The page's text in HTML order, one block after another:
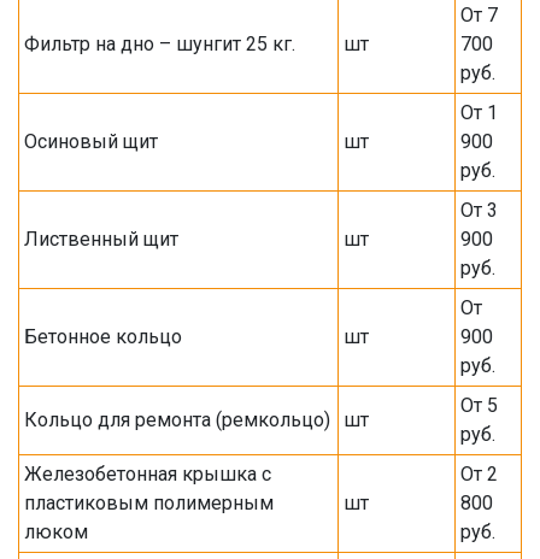
Фильтр на дно – шунгит 25 кг. шт
От 7
700
руб.
Осиновый щит шт
От 1
900
руб.
Лиственный щит шт
От 3
900
руб.
Бетонное кольцо шт
От
900
руб.
Кольцо для ремонта (ремкольцо) шт
От 5
руб.
Железобетонная крышка с
пластиковым полимерным
люком
шт
От 2
800
руб.